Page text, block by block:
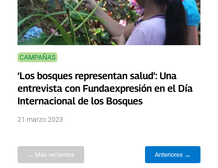
CAMPAÑAS
‘Los bosques representan salud’: Una
entrevista con Fundaexpresión en el Día
Internacional de los Bosques
21 marzo 2023
← Más recientes Anteriores →